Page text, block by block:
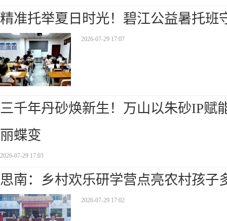
精准托举夏日时光！碧江公益暑托班
2026-07-29 17:07
三千年丹砂焕新生！万山以朱砂IP赋
丽蝶变
2026-07-29 17:03
思南：乡村欢乐研学营点亮农村孩子
2026-07-29 17:02